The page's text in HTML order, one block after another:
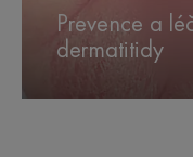
a léčba
plenkové
dermatitidy
Prevence a
dermatitidy